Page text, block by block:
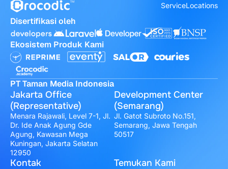
ServiceLocations
Disertifikasi oleh
Ekosistem Produk Kami
PT Taman Media Indonesia
Jakarta Office
(Representative)
Menara Rajawali, Level 7-1, Jl.
Dr. Ide Anak Agung Gde
Agung, Kawasan Mega
Kuningan, Jakarta Selatan
12950
Development Center
(Semarang)
Jl. Gatot Subroto No.151,
Semarang, Jawa Tengah
50517
Kontak Temukan Kami